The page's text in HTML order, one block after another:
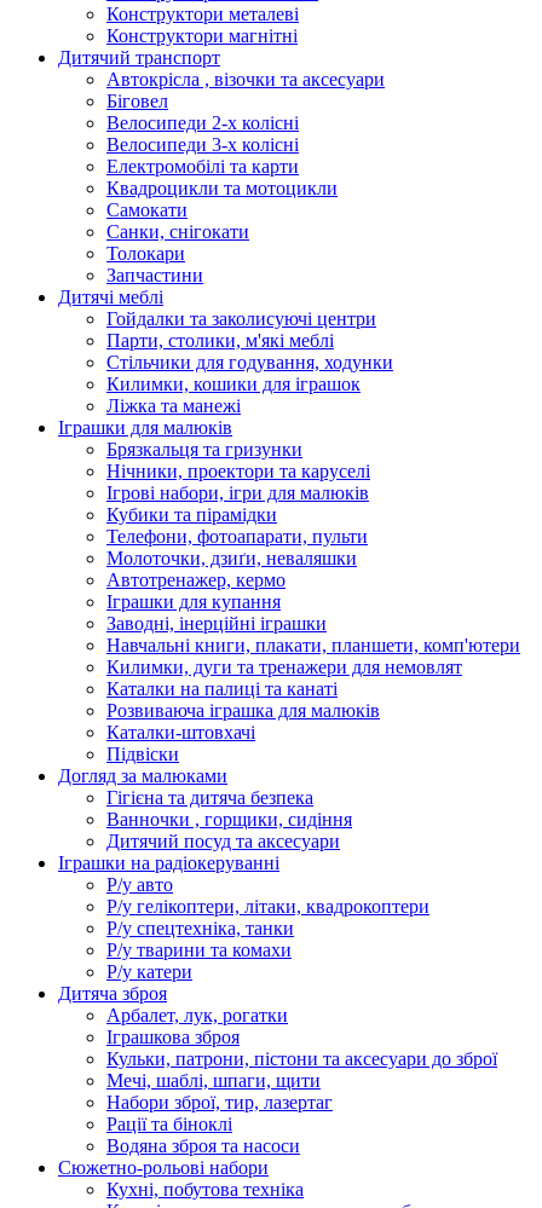
Конструктори металеві
Конструктори магнітні
Дитячий транспорт
Автокрісла , візочки та аксесуари
Біговел
Велосипеди 2-х колісні
Велосипеди 3-х колісні
Електромобілі та карти
Квадроцикли та мотоцикли
Самокати
Санки, снігокати
Толокари
Запчастини
Дитячі меблі
Гойдалки та заколисуючі центри
Парти, столики, м'які меблі
Стільчики для годування, ходунки
Килимки, кошики для іграшок
Ліжка та манежі
Іграшки для малюків
Брязкальця та гризунки
Нічники, проектори та каруселі
Ігрові набори, ігри для малюків
Кубики та пірамідки
Телефони, фотоапарати, пульти
Молоточки, дзиґи, неваляшки
Автотренажер, кермо
Іграшки для купання
Заводні, інерційні іграшки
Навчальні книги, плакати, планшети, комп'ютери
Килимки, дуги та тренажери для немовлят
Каталки на палиці та канаті
Розвиваюча іграшка для малюків
Каталки-штовхачі
Підвіски
Догляд за малюками
Гігієна та дитяча безпека
Ванночки , горщики, сидіння
Дитячий посуд та аксесуари
Іграшки на радіокеруванні
Р/у авто
Р/у гелікоптери, літаки, квадрокоптери
Р/у спецтехніка, танки
Р/у тварини та комахи
Р/у катери
Дитяча зброя
Арбалет, лук, рогатки
Іграшкова зброя
Кульки, патрони, пістони та аксесуари до зброї
Мечі, шаблі, шпаги, щити
Набори зброї, тир, лазертаг
Рації та біноклі
Водяна зброя та насоси
Сюжетно-рольові набори
Кухні, побутова техніка